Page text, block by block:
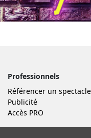
Professionnels
Référencer un spectacle
Publicité
Accès PRO